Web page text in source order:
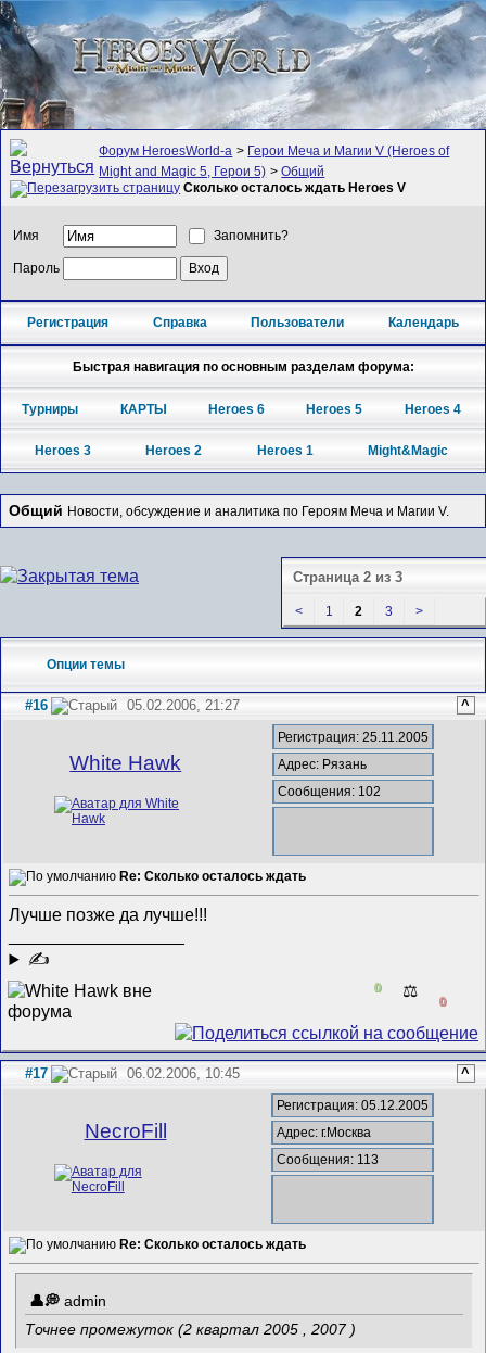
Форум HeroesWorld-а > Герои Меча и Магии V (Heroes of
Might and Magic 5, Герои 5) >Общий
Сколько осталось ждать Heroes V
Имя Запомнить?
Пароль
Регистрация Справка Пользователи Календарь
Быстрая навигация по основным разделам форума:
Турниры КАРТЫ Heroes 6 Heroes 5 Heroes 4
Heroes 3 Heroes 2 Heroes 1 Might&Magic
Общий Новости, обсуждение и аналитика по Героям Меча и Магии V.
Страница 2 из 3
< 1 2 3 >
Опции темы
#16 05.02.2006, 21:27 ^
White Hawk
Регистрация: 25.11.2005
Адрес: Рязань
Сообщения: 102
Re: Сколько осталось ждать
Лучше позже да лучше!!!
✍
0 ⚖️
0
#17 06.02.2006, 10:45 ^
NecroFill
Регистрация: 05.12.2005
Адрес: г.Москва
Сообщения: 113
Re: Сколько осталось ждать
admin
Точнее промежуток (2 квартал 2005 , 2007 )